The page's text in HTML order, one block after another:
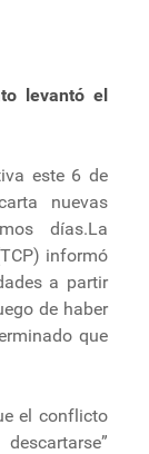
levantó el
este 6 de
nuevas
días.La
informó
a partir
de haber
que
el conflicto